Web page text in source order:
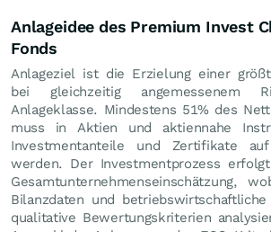
Anlageidee des Premium Invest
Fonds
Anlageziel ist die Erzielung einer
bei gleichzeitig angemessenem
Anlageklasse. Mindestens 51% des
muss in Aktien und aktiennahe
Investmentanteile und Zertifikate
werden. Der Investmentprozess
Gesamtunternehmenseinschätzung,
Bilanzdaten und
qualitative Bewertungskriterien